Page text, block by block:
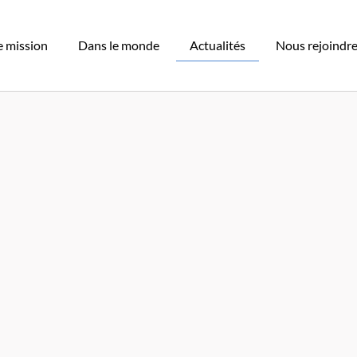
mission Dans le monde Actualités Nous rejoindre